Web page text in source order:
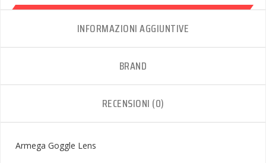
INFORMAZIONI AGGIUNTIVE
BRAND
RECENSIONI (0)
Armega Goggle Lens